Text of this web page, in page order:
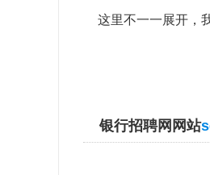
这里不一一展开，
银行招聘网网站